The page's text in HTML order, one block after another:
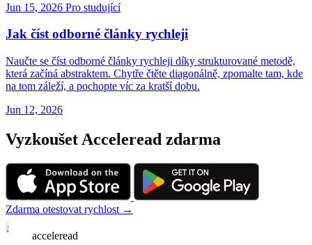
Jun 15, 2026 Pro studující
Jak číst odborné články rychleji
Naučte se číst odborné články rychleji díky strukturované metodě,
která začíná abstraktem. Chytře čtěte diagonálně, zpomalte tam, kde
na tom záleží, a pochopte víc za kratší dobu.
Jun 12, 2026
Vyzkoušet Acceleread zdarma
Zdarma otestovat rychlost →
acceleread